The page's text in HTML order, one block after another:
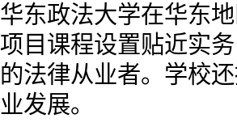
华东政法大学在华东
项目课程设置贴近实
的法律从业者。学校
业发展。